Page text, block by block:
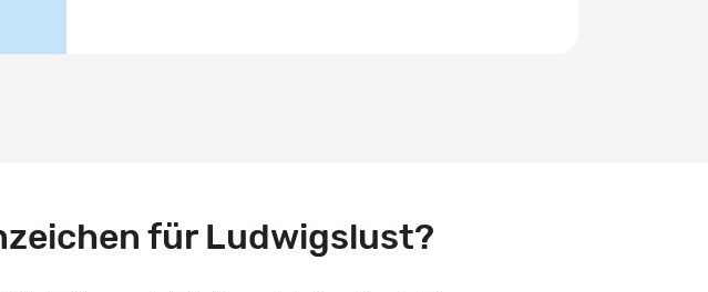
für Ludwigslust?